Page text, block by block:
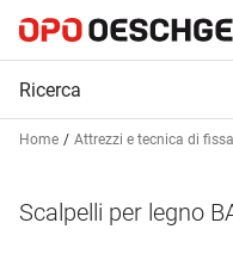
Home Attrezzi e tecnica di
Scalpelli per legno